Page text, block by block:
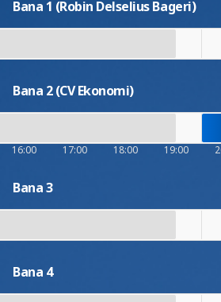
Bana 1 (Robin Delselius Bageri)
Bana 2 (CV Ekonomi)
16:00 17:00 18:00 19:00
Bana 3
Bana 4